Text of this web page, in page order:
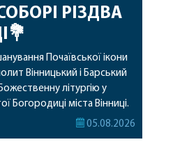
РІЗДВА
Почаївської ікони
Вінницький і Барський
літургію у
Богородиці міста Вінниці.
співслужили05.08.2026